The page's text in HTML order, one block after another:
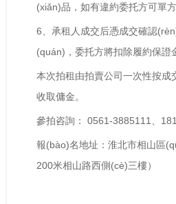
(xiǎn)品，如有違約委托方可單方面
6、承租人成交后憑成交確認(rèn)
(quán)，委托方將扣除履約保證
本次拍租由拍賣公司一次性按成
收取傭金。
參拍咨詢： 0561-3885111、
報(bào)名地址：淮北市相山區
200米相山路西側(cè)三樓）